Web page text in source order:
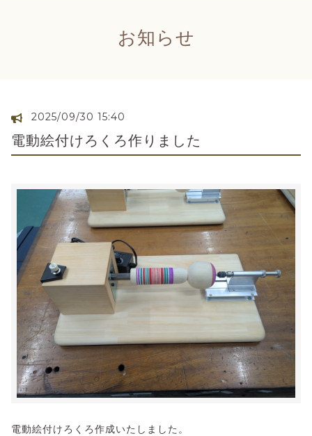
お知らせ
2025/09/30 15:40
電動絵付けろくろ作りました
電動絵付けろくろ作成いたしました。